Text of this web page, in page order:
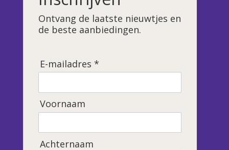
Ontvang de laatste nieuwtjes en
de beste aanbiedingen.
E-mailadres *
Voornaam
Achternaam